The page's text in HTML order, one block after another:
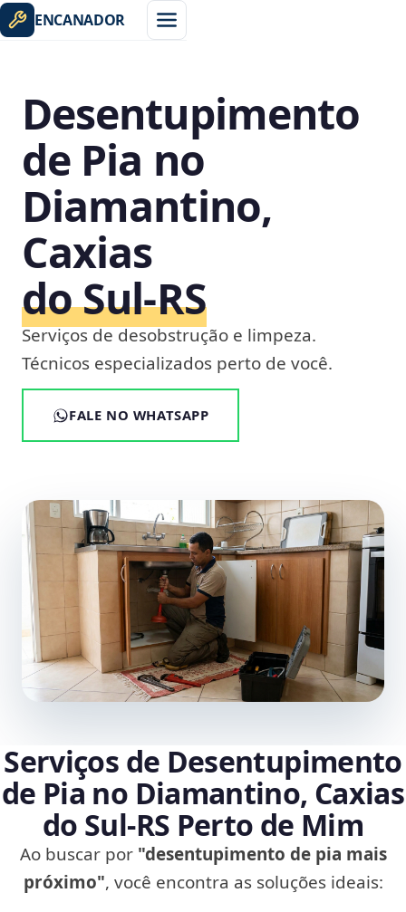
ENCANADOR
Desentupimento
de Pia no
Diamantino,
Caxias
do Sul‑RS
Serviços de desobstrução e limpeza.
Técnicos especializados perto de você.
FALE NO WHATSAPP
Serviços de Desentupimento
de Pia no Diamantino, Caxias
do Sul‑RS Perto de Mim
Ao buscar por "desentupimento de pia mais
próximo", você encontra as soluções ideais: